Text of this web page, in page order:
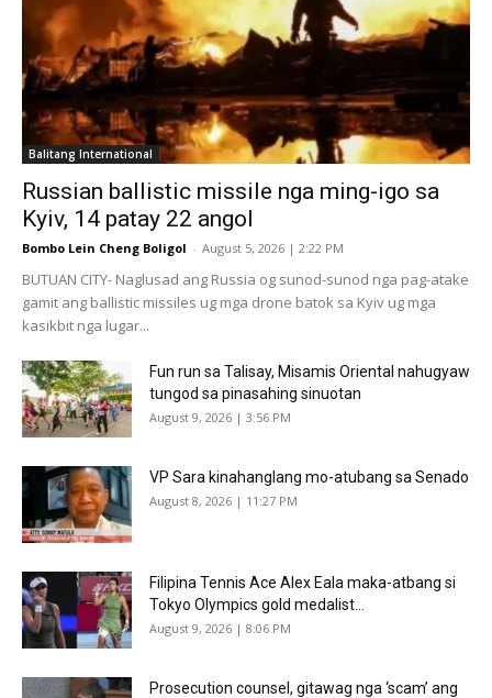
Balitang International
Russian ballistic missile nga ming-igo sa
Kyiv, 14 patay 22 angol
Bombo Lein Cheng Boligol - August 5, 2026 | 2:22 PM
BUTUAN CITY- Naglusad ang Russia og sunod-sunod nga pag-atake
gamit ang ballistic missiles ug mga drone batok sa Kyiv ug mga
kasikbit nga lugar...
Fun run sa Talisay, Misamis Oriental nahugyaw
tungod sa pinasahing sinuotan
August 9, 2026 | 3:56 PM
VP Sara kinahanglang mo-atubang sa Senado
August 8, 2026 | 11:27 PM
Filipina Tennis Ace Alex Eala maka-atbang si
Tokyo Olympics gold medalist...
August 9, 2026 | 8:06 PM
Prosecution counsel, gitawag nga ‘scam’ ang